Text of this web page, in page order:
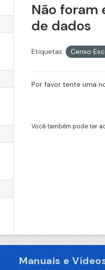
Não
de dados
Etiquetas: Censo
Por favor tente uma
Você também pode ter
Manuais e